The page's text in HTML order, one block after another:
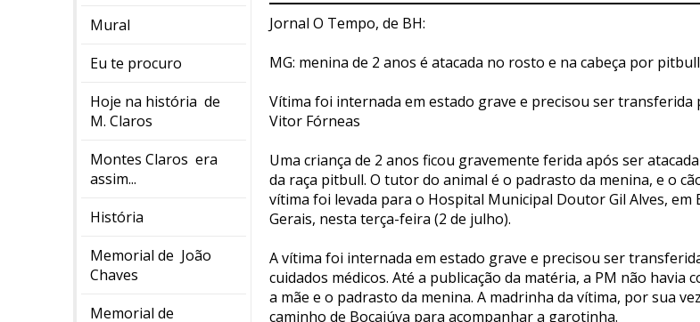
Mural
Eu te procuro
Hoje na história de
M. Claros
Montes Claros era
assim...
História
Memorial de João
Chaves
Memorial de
Jornal O Tempo, de BH:
MG: menina de 2 anos é atacada no rosto e na cabeça por
Vítima foi internada em estado grave e precisou ser transferida
Vitor Fórneas
Uma criança de 2 anos ficou gravemente ferida após ser
da raça pitbull. O tutor do animal é o padrasto da menina, e o
vítima foi levada para o Hospital Municipal Doutor Gil Alves, em
Gerais, nesta terça-feira (2 de julho).
A vítima foi internada em estado grave e precisou ser
cuidados médicos. Até a publicação da matéria, a PM não havia
a mãe e o padrasto da menina. A madrinha da vítima, por sua
caminho de Bocaiúva para acompanhar a garotinha.